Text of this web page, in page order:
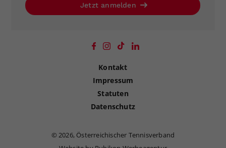
Jetzt anmelden
Kontakt
Impressum
Statuten
Datenschutz
©2026, Österreichischer Tennisverband